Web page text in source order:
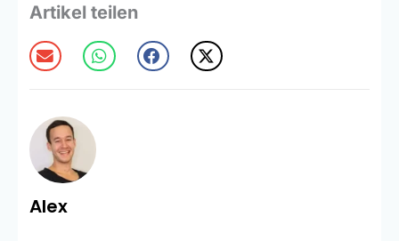
Artikel teilen
Alex